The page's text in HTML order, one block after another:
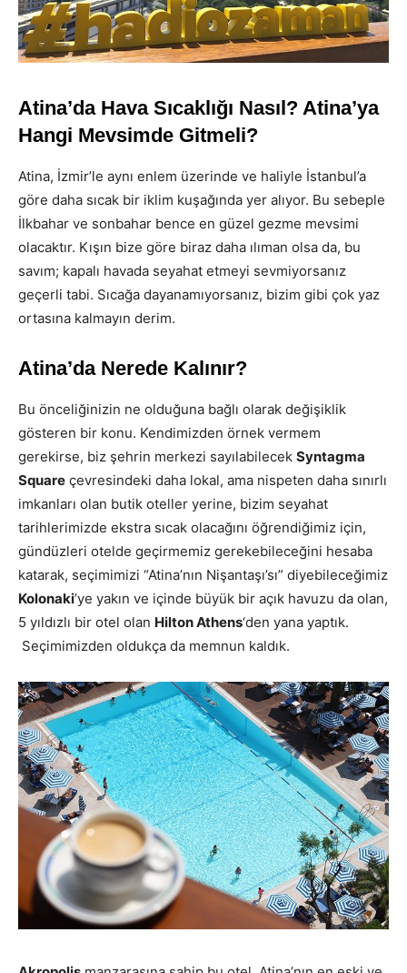
Atina’da Hava Sıcaklığı Nasıl? Atina’ya
Hangi Mevsimde Gitmeli?
Atina, İzmir’le aynı enlem üzerinde ve haliyle İstanbul’a
göre daha sıcak bir iklim kuşağında yer alıyor. Bu sebeple
İlkbahar ve sonbahar bence en güzel gezme mevsimi
olacaktır. Kışın bize göre biraz daha ılıman olsa da, bu
savım; kapalı havada seyahat etmeyi sevmiyorsanız
geçerli tabi. Sıcağa dayanamıyorsanız, bizim gibi çok yaz
ortasına kalmayın derim.
Atina’da Nerede Kalınır?
Bu önceliğinizin ne olduğuna bağlı olarak değişiklik
gösteren bir konu. Kendimizden örnek vermem
gerekirse, biz şehrin merkezi sayılabilecek Syntagma
Square çevresindeki daha lokal, ama nispeten daha sınırlı
imkanları olan butik oteller yerine, bizim seyahat
tarihlerimizde ekstra sıcak olacağını öğrendiğimiz için,
gündüzleri otelde geçirmemiz gerekebileceğini hesaba
katarak, seçimimizi “Atina’nın Nişantaşı’sı” diyebileceğimiz
Kolonaki’ye yakın ve içinde büyük bir açık havuzu da olan,
5 yıldızlı bir otel olan Hilton Athens‘den yana yaptık.
Seçimimizden oldukça da memnun kaldık.